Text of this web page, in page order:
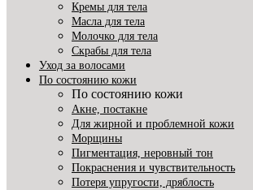
Кремы для тела
Масла для тела
Молочко для тела
Скрабы для тела
Уход за волосами
По состоянию кожи
По состоянию кожи
Акне, постакне
Для жирной и проблемной кожи
Морщины
Пигментация, неровный тон
Покраснения и чувствительность
Потеря упругости, дряблость